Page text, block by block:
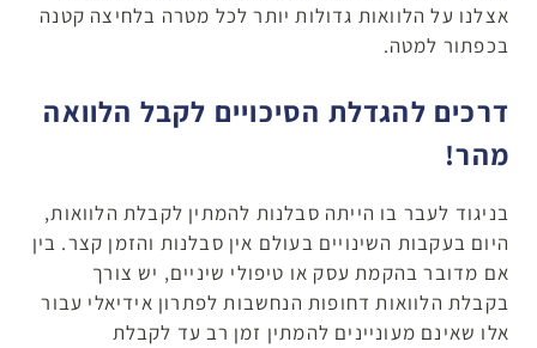
אצלנו על הלוואות גדולות יותר לכל מטרה בלחיצה קטנה
בכפתור למטה.
דרכים להגדלת הסיכויים לקבל הלוואה
מהר!
בניגוד לעבר בו הייתה סבלנות להמתין לקבלת הלוואות,
היום בעקבות השינויים בעולם אין סבלנות והזמן קצר. בין
אם מדובר בהקמת עסק או טיפולי שיניים, יש צורך
בקבלת הלוואות דחופות הנחשבות לפתרון אידיאלי עבור
אלו שאינם מעוניינים להמתין זמן רב עד לקבלת